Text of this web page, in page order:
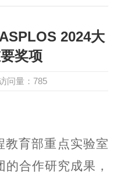
2024大
奖项
问量： 785
教育部重点实验室
合作研究成果，